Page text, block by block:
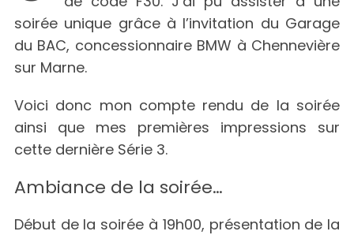
soirée unique grâce à l’invitation du Garage
du BAC, concessionnaire BMW à Chennevière
sur Marne.
Voici donc mon compte rendu de la soirée
ainsi que mes premières impressions sur
cette dernière Série 3.
Ambiance de la soirée…
Début de la soirée à 19h00, présentation de la